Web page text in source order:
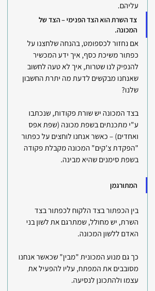
עליהם.
צד השרת הוא הצד הפנימי – הצד של
המכונה.
אם נחזור לכספומט, בהנחה שלחצנו על
כפתור משיכת כסף, איך ידע המכשיר
להנפיק לנו שטרות, איך לא טעה לחשוב
שאנחנו מבקשים לדעת מה יתרת החשבון
שלנו?
בצד המכונה יש שורת פקודות, שנכתבו
ע"י מתכנתים בשפת מכונה (שפת אפס
ואחדים) – כאשר אנחנו לוחצים על כפתור
"הפקדת צ'קים" המכונה מקבלת פקודה
בשפת סימנים שהיא מבינה.
המתורגמן
בין הכפתור בצד הלקוח לכפתור בצד
השרת, יש מחולל, שמתרגם את לשון בני
האדם ללשון המכונה.
כך גם מנוע המכונית "מבין" שכאשר אנחנו
מסובבים את המפתח, עליו להפעיל את
עצמו ולהתכונן לנסיעה.